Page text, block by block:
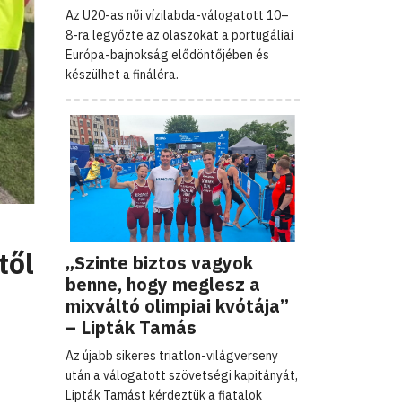
Az U20-as női vízilabda-válogatott 10–
8-ra legyőzte az olaszokat a portugáliai
Európa-bajnokság elődöntőjében és
készülhet a fináléra.
„Szinte biztos vagyok
benne, hogy meglesz a
mixváltó olimpiai kvótája”
– Lipták Tamás
Az újabb sikeres triatlon-világverseny
után a válogatott szövetségi kapitányát,
Lipták Tamást kérdeztük a fiatalok